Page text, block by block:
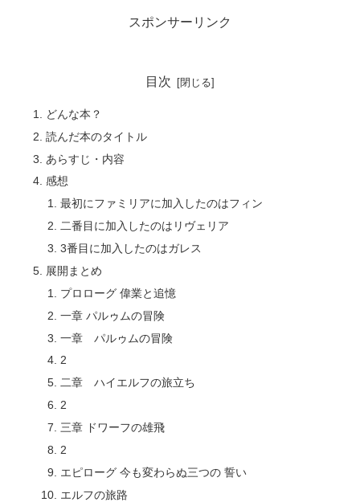
スポンサーリンク
目次
どんな本？
読んだ本のタイトル
あらすじ・内容
感想
最初にファミリアに加入したのはフィン
二番目に加入したのはリヴェリア
3番目に加入したのはガレス
展開まとめ
プロローグ 偉業と追憶
一章 パルゥムの冒険
一章 パルゥムの冒険
2
二章 ハイエルフの旅立ち
2
三章 ドワーフの雄飛
2
エピローグ 今も変わらぬ三つの 誓い
エルフの旅路